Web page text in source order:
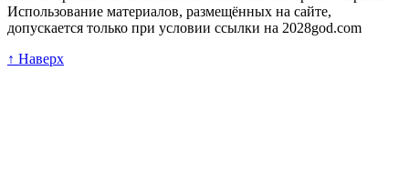
Использование материалов, размещённых на сайте,
допускается только при условии ссылки на 2028god.com
↑ Наверх